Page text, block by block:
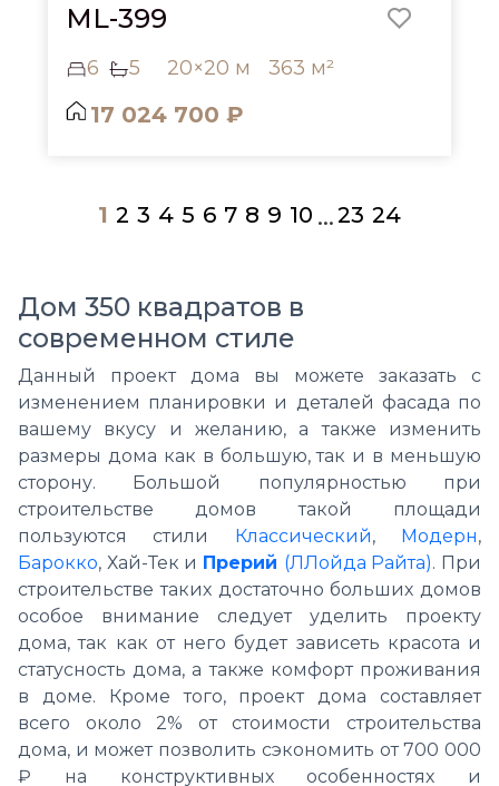
ML-399
6 5 20×20 м 363 м²
17 024 700 ₽
1 2 3 4 5 6 7 8 9 10 ...23 24
Дом 350 квадратов в
современном стиле
Данный проект дома вы можете заказать с
изменением планировки и деталей фасада по
вашему вкусу и желанию, а также изменить
размеры дома как в большую, так и в меньшую
сторону. Большой популярностью при
строительстве домов такой площади
пользуются стили Классический, Модерн,
Барокко, Хай-Тек и Прерий (ЛЛойда Райта). При
строительстве таких достаточно больших домов
особое внимание следует уделить проекту
дома, так как от него будет зависеть красота и
статусность дома, а также комфорт проживания
в доме. Кроме того, проект дома составляет
всего около 2% от стоимости строительства
дома, и может позволить сэкономить от 700 000
₽ на конструктивных особенностях и